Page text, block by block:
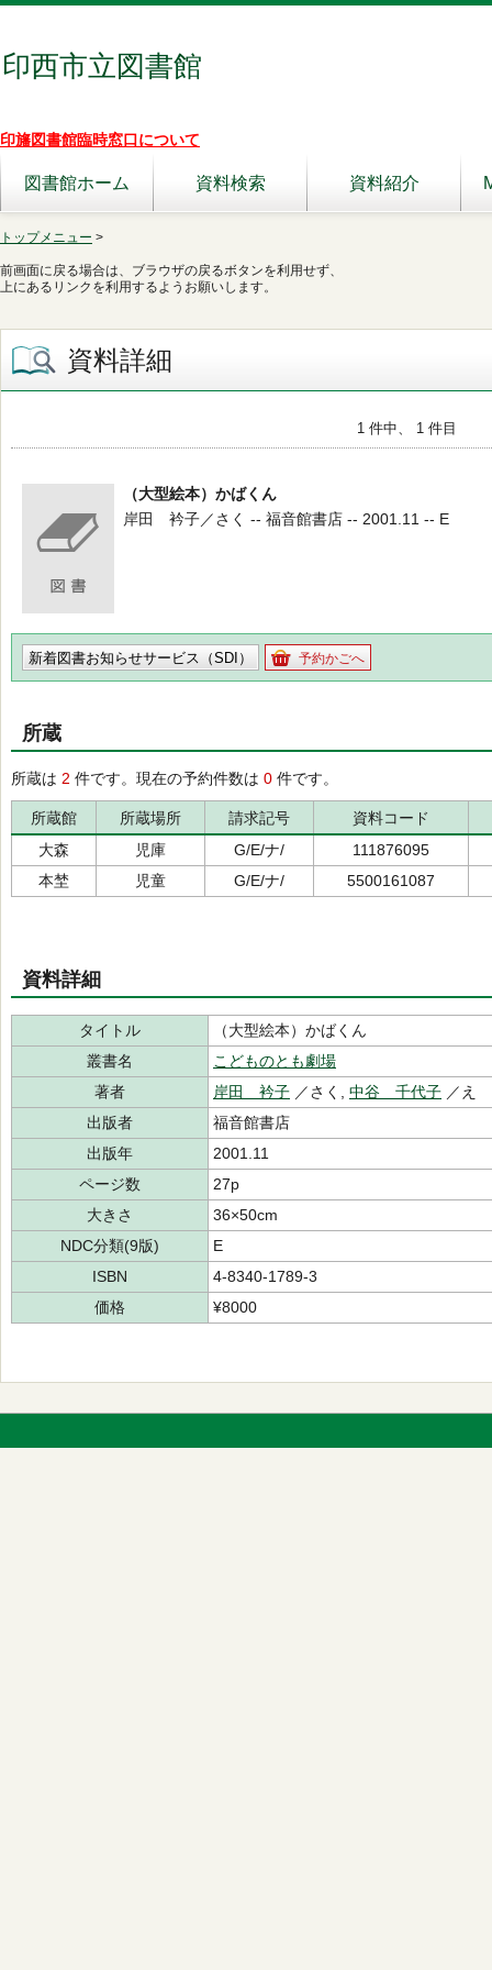
印西市立図書館
印旛図書館臨時窓口について
図書館ホーム 資料検索 資料紹介
トップメニュー >
前画面に戻る場合は、ブラウザの戻るボタンを利用せず、
上にあるリンクを利用するようお願いします。
資料詳細
1 件中、 1 件目
（大型絵本）かばくん
岸田 衿子／さく -- 福音館書店 -- 2001.11 -- E
新着図書お知らせサービス（SDI） 予約かごへ
所蔵
所蔵は 2 件です。現在の予約件数は 0 件です。
所蔵館 所蔵場所 請求記号
資料コード
大森
児庫 G/E/ナ/
111876095
本埜
児童 G/E/ナ/ 5500161087
資料詳細
タイトル
（大型絵本）かばくん
叢書名
こどものとも劇場
著者
岸田 衿子 ／さく, 中谷 千代子 ／え
出版者
福音館書店
出版年
2001.11
ページ数
27p
大きさ
36×50cm
NDC分類(9版)
E
ISBN
4-8340-1789-3
価格
¥8000